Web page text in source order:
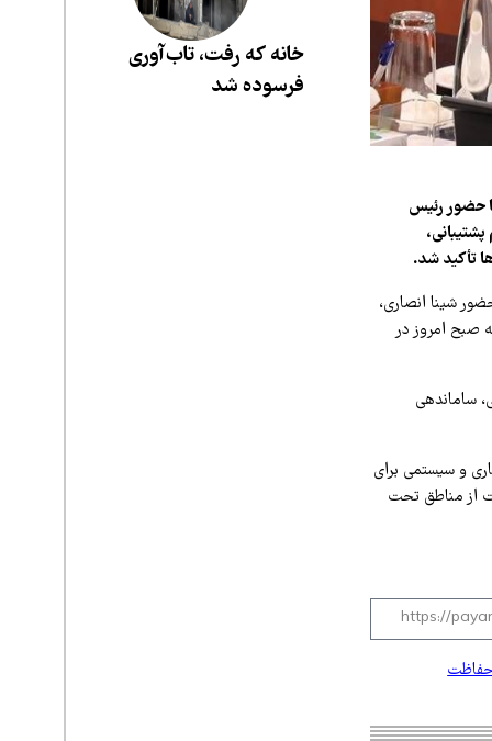
حضور رئیس
تأکید شد.
شینا انصاری،
صبح امروز در
ساماندهی
و سیستمی برای
از مناطق تحت
خانه که رفت، تاب‌آوری
فرسوده شد